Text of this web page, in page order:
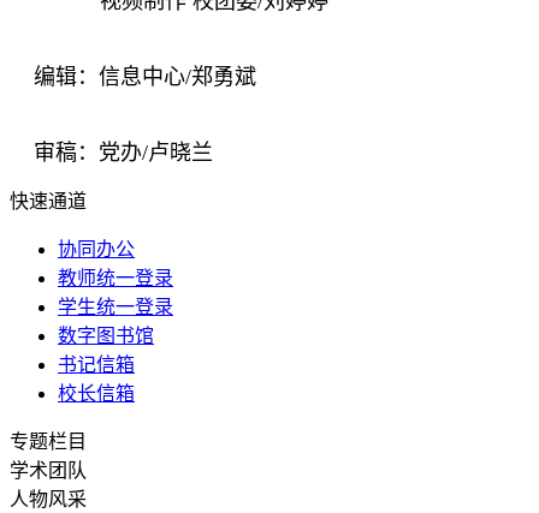
编辑：信息中心/郑勇斌
审稿：党办/卢晓兰
快速通道
协同办公
教师统一登录
学生统一登录
数字图书馆
书记信箱
校长信箱
专题栏目
学术团队
人物风采